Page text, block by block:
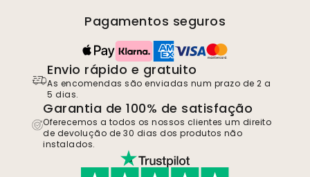
Pagamentos seguros
Envio rápido e gratuito
As encomendas são enviadas num prazo de 2 a
5 dias.
Garantia de 100% de satisfação
Oferecemos a todos os nossos clientes um direito
de devolução de 30 dias dos produtos não
instalados.